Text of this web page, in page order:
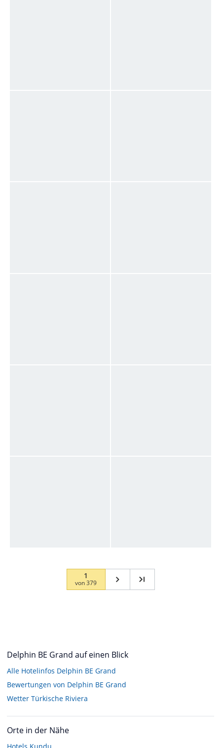
1
von379
Delphin BE Grand auf einen Blick
Alle Hotelinfos Delphin BE Grand
Bewertungen von Delphin BE Grand
Wetter Türkische Riviera
Orte in der Nähe
Hotels Kundu